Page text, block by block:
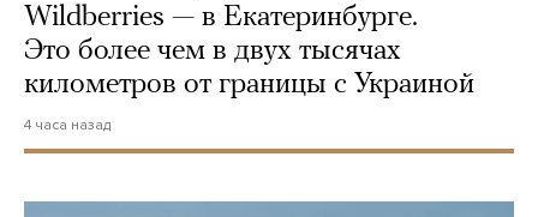
Wildberries — в Екатеринбурге.
Это более чем в двух тысячах
километров от границы с Украиной
4 часа назад